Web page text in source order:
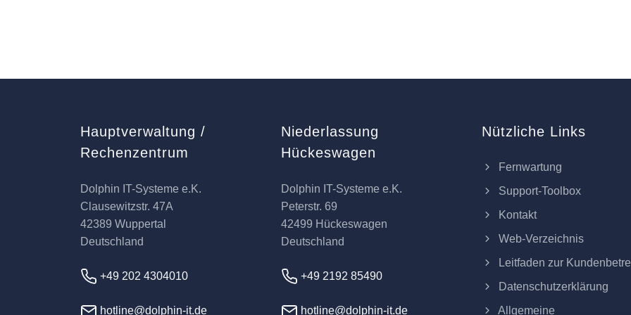
Hauptverwaltung /
Rechenzentrum
Dolphin IT-Systeme e.K.
Clausewitzstr. 47A
42389 Wuppertal
Deutschland
+49 202 4304010
hotline@dolphin-it.de
Niederlassung
Hückeswagen
Dolphin IT-Systeme e.K.
Peterstr. 69
42499 Hückeswagen
Deutschland
+49 2192 85490
hotline@dolphin-it.de
Nützliche Links
Fernwartung
Support-Toolbox
Kontakt
Web-Verzeichnis
Leitfaden zur
Datenschutzerklärung
Allgemeine